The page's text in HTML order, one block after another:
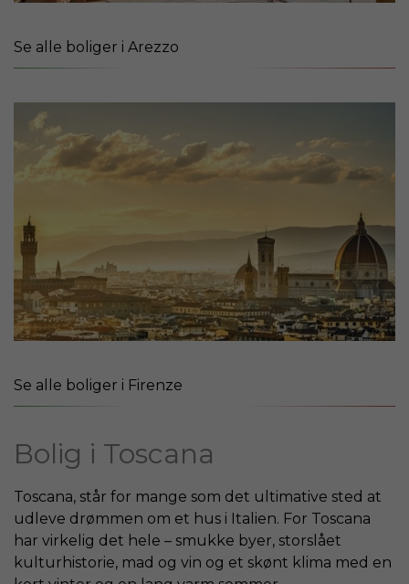
Se alle boliger i Arezzo
Se alle boliger i Firenze
Bolig i Toscana
Toscana, står for mange som det ultimative sted at
udleve drømmen om et hus i Italien. For Toscana
har virkelig det hele – smukke byer, storslået
kulturhistorie, mad og vin og et skønt klima med en